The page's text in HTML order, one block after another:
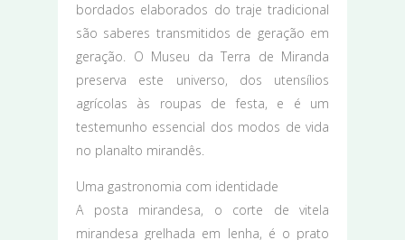
bordados elaborados do traje tradicional
são saberes transmitidos de geração em
geração. O Museu da Terra de Miranda
preserva este universo, dos utensílios
agrícolas às roupas de festa, e é um
testemunho essencial dos modos de vida
no planalto mirandês.
Uma gastronomia com identidade
A posta mirandesa, o corte de vitela
mirandesa grelhada em lenha, é o prato